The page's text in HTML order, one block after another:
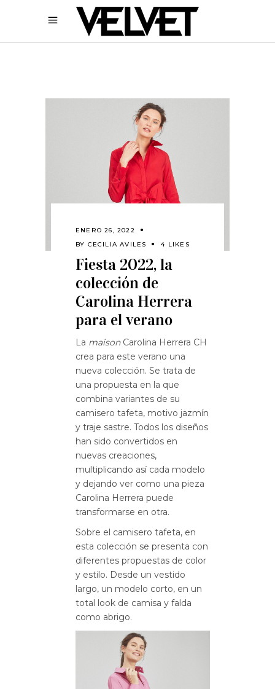
ENERO 26, 2022
BY CECILIA AVILES 4 LIKES
Fiesta 2022, la
colección de
Carolina Herrera
para el verano
La maisonCarolina Herrera CH
crea para este verano una
nueva colección. Se trata de
una propuesta en la que
combina variantes de su
camisero tafeta, motivo jazmín
y traje sastre. Todos los diseños
han sido convertidos en
nuevas creaciones,
multiplicando así cada modelo
y dejando ver como una pieza
Carolina Herrera puede
transformarse en otra.
Sobre el camisero tafeta, en
esta colección se presenta con
diferentes propuestas de color
y estilo. Desde un vestido
largo, un modelo corto, en un
total look de camisa y falda
como abrigo.